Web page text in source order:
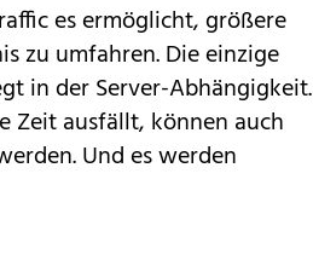
es ermöglicht, größere
zu umfahren. Die einzige
in der Server-Abhängigkeit.
Zeit ausfällt, können auch
Und es werden